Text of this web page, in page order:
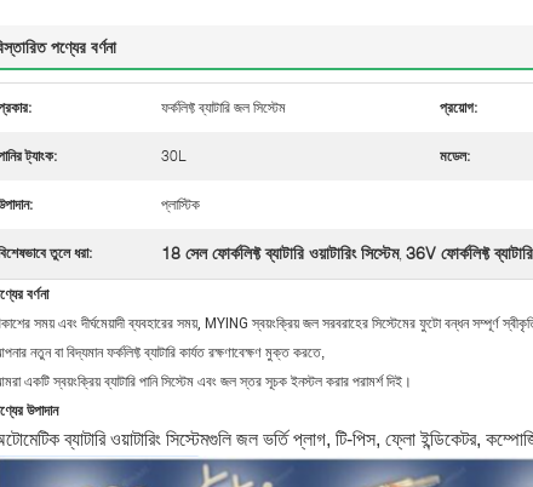
পণ্যের বর্ণনা
ফর্কলিফ্ট ব্যাটারি জল সিস্টেম প্রয়োগ:
ট্যাংক: 30L মডেল:
প্লাস্টিক
তুলে ধরা: 18 সেল ফোর্কলিফ্ট ব্যাটারি ওয়াটারিং সিস্টেম, 36V ফোর্কলিফ্ট
বর্ণনা
সময় এবং দীর্ঘমেয়াদী ব্যবহারের সময়, MYING স্বয়ংক্রিয় জল সরবরাহের সিস্টেমের ফুটো বন্ধন সম্পূর্ণ
নতুন বা বিদ্যমান ফর্কলিফ্ট ব্যাটারি কার্যত রক্ষণাবেক্ষণ মুক্ত করতে,
একটি স্বয়ংক্রিয় ব্যাটারি পানি সিস্টেম এবং জল স্তর সূচক ইনস্টল করার পরামর্শ দিই।
উপাদান
ব্যাটারি ওয়াটারিং সিস্টেমগুলি জল ভর্তি প্লাগ, টি-পিস, ফ্লো ইন্ডিকেটর,